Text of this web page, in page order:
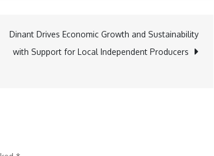
Dinant Drives Economic Growth and Sustainability
with Support for Local Independent Producers